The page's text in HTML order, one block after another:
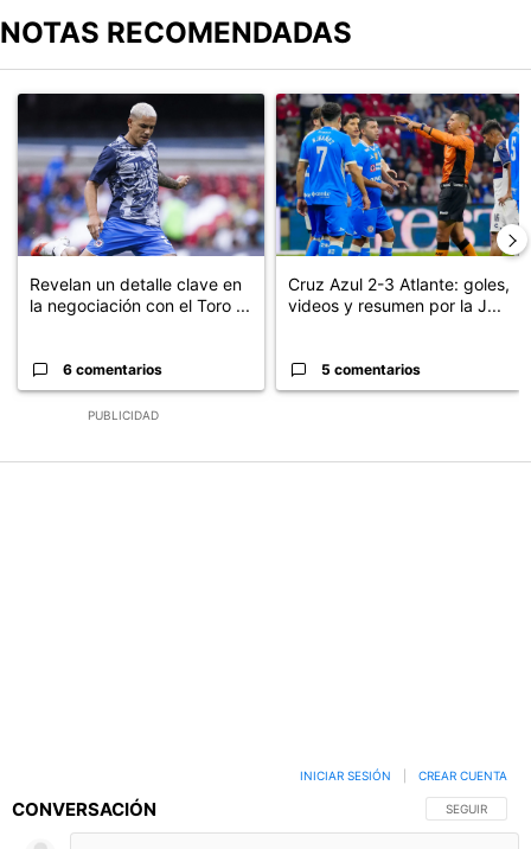
NOTAS RECOMENDADAS
PUBLICIDAD
Un artículo de tendencia con el título "Revelan un detalle clave
Revelan un detalle clave en
la negociación con el Toro ...
6 comentarios
Un artículo de tendencia con el
Cruz Azul 2-3 Atlante: goles,
videos y resumen por la J...
5 comentarios
CONVERSACIÓN SIGA ESTA
SEGUIR
INICIAR SESIÓN CREAR CUENTA